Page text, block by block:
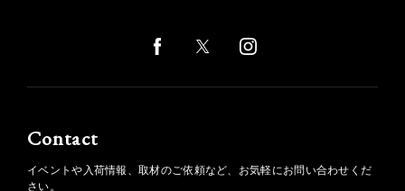
Contact
イベントや入荷情報、取材のご依頼など、お気軽にお問い合わせくだ
さい。